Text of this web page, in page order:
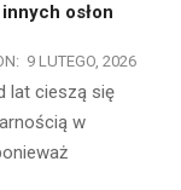
osłon
9 LUTEGO, 2026
lat cieszą się
w